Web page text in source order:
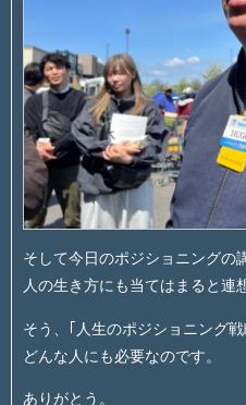
そして今日のポジショニングの
人の生き方にも当てはまると連
そう、｢人生のポジショニング戦
どんな人にも必要なのです。
ありがとう。